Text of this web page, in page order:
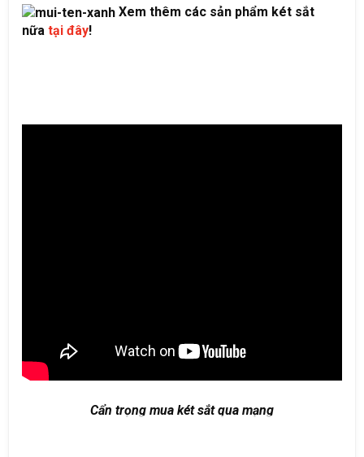
Xem thêm các sản phẩm két sắt
nữa tại đây!​
Cẩn trọng mua két sắt qua mạng